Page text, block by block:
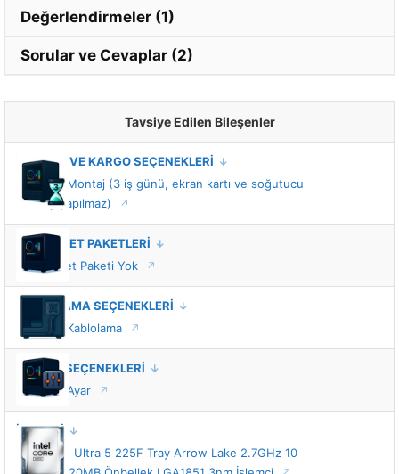
Değerlendirmeler (1)
Sorular ve Cevaplar (2)
Tavsiye Edilen Bileşenler
MONTAJ VE KARGO SEÇENEKLERİ
Standart Montaj (3 iş günü, ekran kartı ve soğutucu
montajı yapılmaz)
VIP HİZMET PAKETLERİ
VIP Hizmet Paketi Yok
KABLOLAMA SEÇENEKLERİ
Standart Kablolama
TUNING SEÇENEKLERİ
Standart Ayar
İŞLEMCİ
Intel Core Ultra 5 225F Tray Arrow Lake 2.7GHz 10